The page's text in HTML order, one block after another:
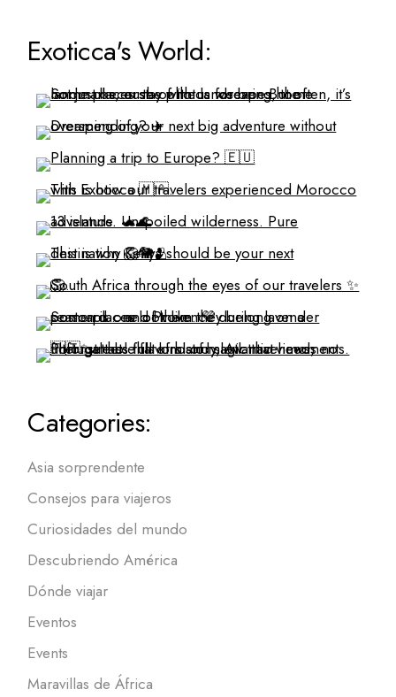
Exoticca's World:
Categories:
Asia sorprendente
Consejos para viajeros
Curiosidades del mundo
Descubriendo América
Dónde viajar
Eventos
Events
Maravillas de África